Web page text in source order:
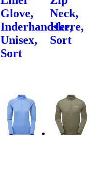
Glove,
Inderhandske,
Unisex,
Sort
Neck,
Herre,
Sort